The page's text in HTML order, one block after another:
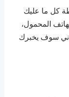
كل ما عليك
المحمول،
سوف يخبرك